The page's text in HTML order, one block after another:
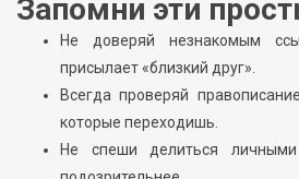
Запомни эти
Не доверяй незнакомым
присылает «близкий друг».
Всегда проверяй
которые переходишь.
Не спеши делиться